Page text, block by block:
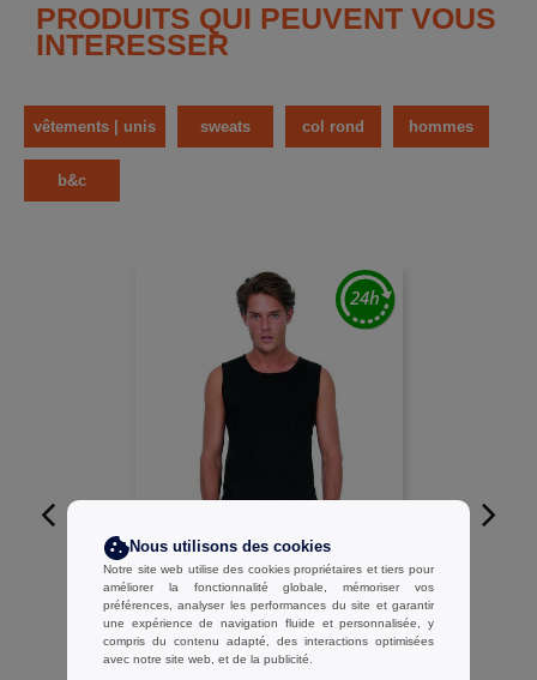
PRODUITS QUI PEUVENT VOUS
INTERESSER
vêtements | unis sweats col rond hommes
b&c
B&C BC157 - Débardeur Homme
100% Coton
3,35 € -62%
Nous utilisons des cookies
Notre site web utilise des cookies propriétaires et tiers pour
améliorer la fonctionnalité globale, mémoriser vos
préférences, analyser les performances du site et garantir
une expérience de navigation fluide et personnalisée, y
compris du contenu adapté, des interactions optimisées
avec notre site web, et de la publicité.